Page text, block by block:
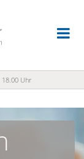
18.00 Uhr